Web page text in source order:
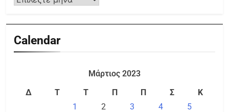
Calendar
Μάρτιος 2023
Δ
Τ Τ Π Π Σ
Κ
1
2 3 4
5